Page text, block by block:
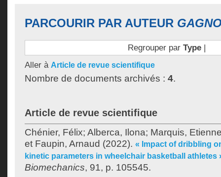
PARCOURIR PAR AUTEUR
Regrouper par Type|
Aller à Article de revue scientifique
Nombre de documents archivés : 4.
Article de revue scientifique
Chénier, Félix; Alberca, Ilona; Marquis,
et Faupin, Arnaud (2022). « Impact of dribbling
kinetic parameters in wheelchair basketball athletes
Biomechanics, 91, p. 105545.